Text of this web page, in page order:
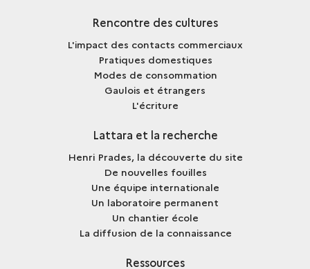
Rencontre des cultures
L'impact des contacts commerciaux
Pratiques domestiques
Modes de consommation
Gaulois et étrangers
L'écriture
Lattara et la recherche
Henri Prades, la découverte du site
De nouvelles fouilles
Une équipe internationale
Un laboratoire permanent
Un chantier école
La diffusion de la connaissance
Ressources